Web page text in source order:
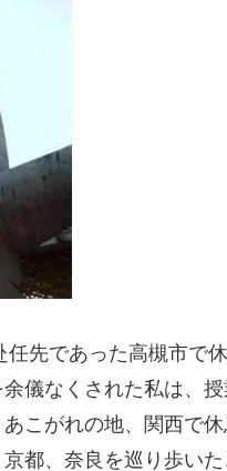
先であった高槻市で
儀なくされた私は、
こがれの地、関西で
都、奈良を巡り歩い